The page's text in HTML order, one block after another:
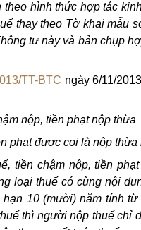
hình thức hợp tác
thay theo Tờ khai mẫu
tư này và bản chụp
TT-BTC ngày 6/11/
nộp, tiền phạt nộp thừa
phạt được coi là nộp thừa
tiền chậm nộp, tiền
loại thuế có cùng nội
10 (mười) năm tính
thì người nộp thuế chỉ